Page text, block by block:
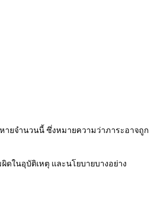
ายจำนวนนี้ ซึ่งหมายความว่าภาระอาจถูก
ในอุบัติเหตุ และนโยบายบางอย่าง